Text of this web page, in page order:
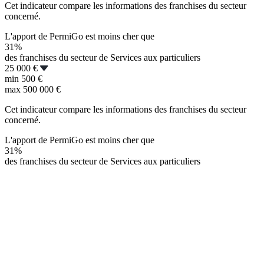
Cet indicateur compare les informations des franchises du secteur
concerné.
L'apport de PermiGo est moins cher que
31%
des franchises du secteur de Services aux particuliers
25 000 €
min 500 €
max 500 000 €
Cet indicateur compare les informations des franchises du secteur
concerné.
L'apport de PermiGo est moins cher que
31%
des franchises du secteur de Services aux particuliers